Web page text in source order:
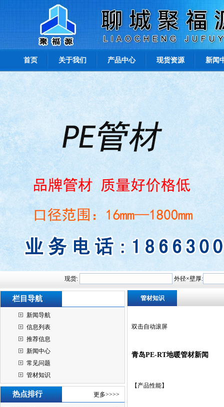
首页 关于我们 产品中心 现货资源 新闻
现货: 外径×壁厚:
栏目导航
新闻导航
信息列表
推荐信息
新闻中心
常见问题
管材知识
热点排行 更多>>>>
管材知识
双击自动滚屏
青岛PE-RT地暖管材新闻
【产品性能】